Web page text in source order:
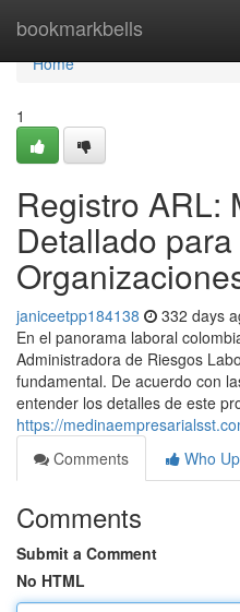
bookmarkbells
Home
Home
1
Registro ARL:
Detallado
janiceetpp184138 332 days
En el panorama laboral
Administradora de Riesgos
fundamental. De acuerdo con
entender los detalles de este
https://
Comments
Who
Comments
Submit a Comment
No HTML